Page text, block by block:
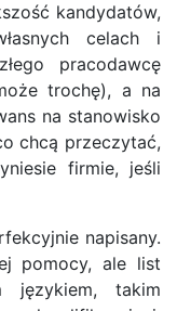
kandydatów,
celach i
pracodawcę
trochę), a na
na stanowisko
chcą przeczytać,
firmie, jeśli
napisany.
pomocy, ale list
językiem, takim